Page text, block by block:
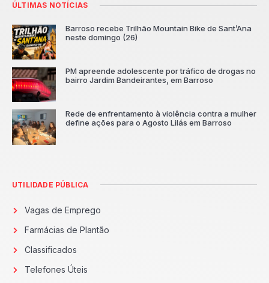
ÚLTIMAS NOTÍCIAS
Barroso recebe Trilhão Mountain Bike de Sant’Ana
neste domingo (26)
PM apreende adolescente por tráfico de drogas no
bairro Jardim Bandeirantes, em Barroso
Rede de enfrentamento à violência contra a mulher
define ações para o Agosto Lilás em Barroso
UTILIDADE PÚBLICA
Vagas de Emprego
Farmácias de Plantão
Classificados
Telefones Úteis